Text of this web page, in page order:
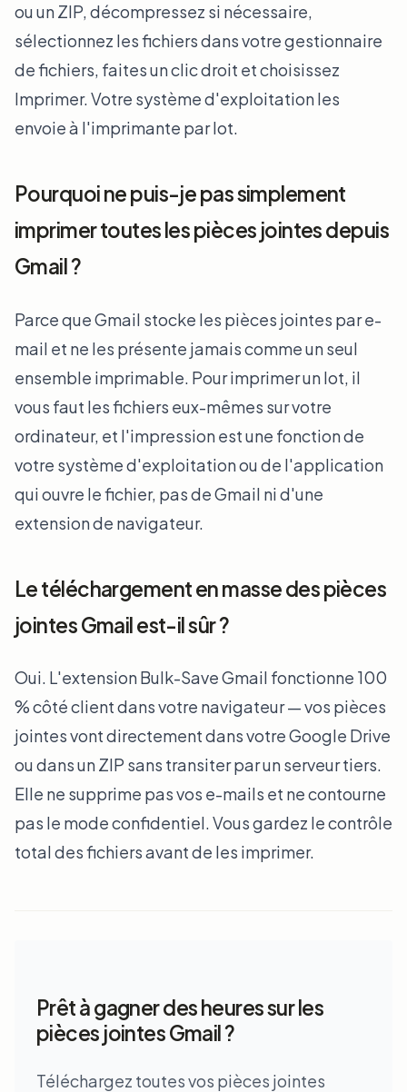
ou un ZIP, décompressez si nécessaire,
sélectionnez les fichiers dans votre gestionnaire
de fichiers, faites un clic droit et choisissez
Imprimer. Votre système d'exploitation les
envoie à l'imprimante par lot.
Pourquoi ne puis-je pas simplement
imprimer toutes les pièces jointes depuis
Gmail ?
Parce que Gmail stocke les pièces jointes par e-
mail et ne les présente jamais comme un seul
ensemble imprimable. Pour imprimer un lot, il
vous faut les fichiers eux-mêmes sur votre
ordinateur, et l'impression est une fonction de
votre système d'exploitation ou de l'application
qui ouvre le fichier, pas de Gmail ni d'une
extension de navigateur.
Le téléchargement en masse des pièces
jointes Gmail est-il sûr ?
Oui. L'extension Bulk-Save Gmail fonctionne 100
% côté client dans votre navigateur — vos pièces
jointes vont directement dans votre Google Drive
ou dans un ZIP sans transiter par un serveur tiers.
Elle ne supprime pas vos e-mails et ne contourne
pas le mode confidentiel. Vous gardez le contrôle
total des fichiers avant de les imprimer.
Prêt à gagner des heures sur les
pièces jointes Gmail ?
Téléchargez toutes vos pièces jointes